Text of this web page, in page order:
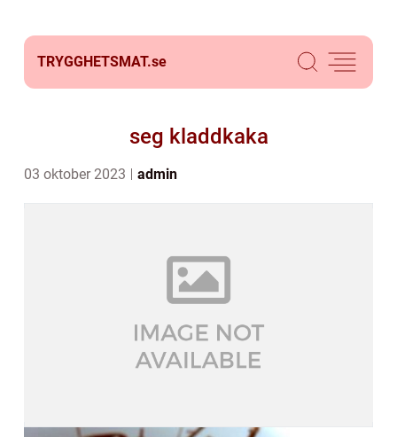
TRYGGHETSMAT.se
seg kladdkaka
03 oktober 2023 admin